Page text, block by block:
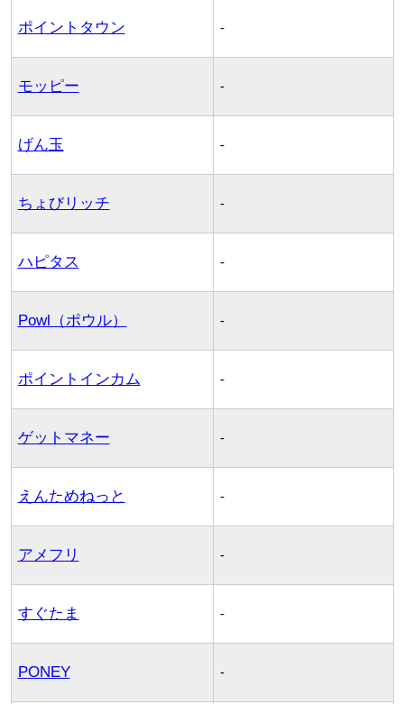
ポイントタウン -
モッピー -
げん玉 -
ちょびリッチ -
ハピタス -
Powl（ポウル） -
ポイントインカム -
ゲットマネー -
えんためねっと -
アメフリ -
すぐたま -
PONEY -